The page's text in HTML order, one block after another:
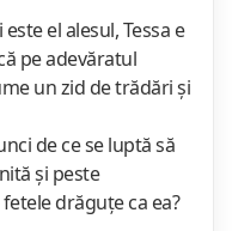
el alesul, Tessa e
pe adevăratul
un zid de trădări şi
de ce se luptă să
şi peste
drăguţe ca ea?